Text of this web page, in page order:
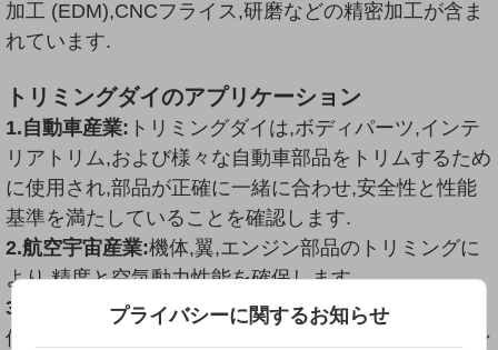
加工 (EDM),CNCフライス,研磨などの精密加工が含ま
れています.
トリミングダイのアプリケーション
1.自動車産業: トリミングダイは,ボディパーツ,インテ
リアトリム,および様々な自動車部品をトリムするため
に使用され,部品が正確に一緒に合わせ,安全性と性能
基準を満たしていることを確認します.
2.航空宇宙産業:機体,翼,エンジン部品のトリミングに
より,精度と空気動力性能を確保します.
3.Electronics産業:設備の適切なフィットと機能を確
保するために,回路板と電子ハウジングの端をトリミン
プライバシーに関するお知らせ